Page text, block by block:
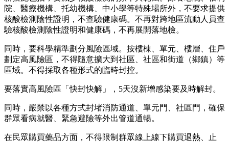
院、醫療機構、托幼機構、中小學等特殊場所外，不要求提供
核酸檢測陰性證明，不查驗健康碼。不再對跨地區流動人員查
驗核酸檢測陰性證明和健康碼，不再展開落地檢。
同時，要科學精準劃分風險區域。按樓棟、單元、樓層、住戶
劃定高風險區，不得隨意擴大到社區、社區和街道（鄉鎮）等
區域。不得採取各種形式的臨時封控。
要落實高風險區「快封快解」，5天沒新增感染要及時解封。
同時，嚴禁以各種方式封堵消防通道、單元門、社區門，確保
群眾看病就醫、緊急避險等外出管道通暢。
在民眾購買藥品方面，不得限制群眾線上線下購買退熱、止